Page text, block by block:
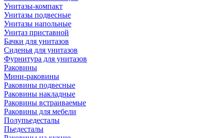
Унитазы-компакт
Унитазы подвесные
Унитазы напольные
Унитаз приставной
Бачки для унитазов
Сиденья для унитазов
Фурнитура для унитазов
Раковины
Мини-раковины
Раковины подвесные
Раковины накладные
Раковины встраиваемые
Раковины для мебели
Полупьедесталы
Пьедесталы